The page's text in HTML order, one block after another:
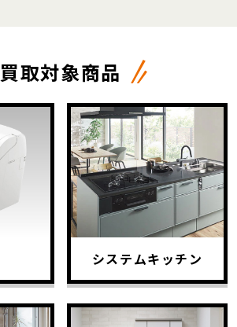
買取対象商品
システムキッチン